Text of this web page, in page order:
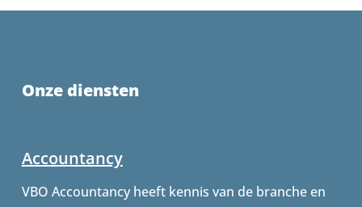
Onze diensten
Accountancy
VBO Accountancy heeft kennis van de branche en